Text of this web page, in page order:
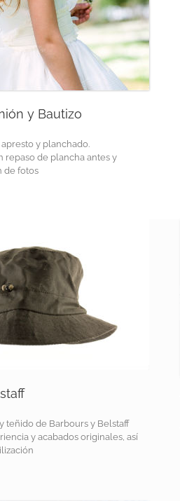
y Bautizo
y planchado.
repaso de plancha antes y
de fotos
teñido de Barbours y Belstaff
y acabados originales, así